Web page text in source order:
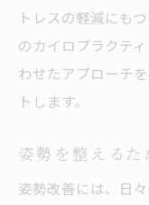
トレスの軽減にも
のカイロプラクテ
わせたアプローチ
トします。
姿勢を整える
姿勢改善には、日